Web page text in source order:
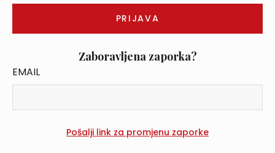
Zaboravljena zaporka?
EMAIL